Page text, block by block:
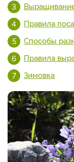
Правила
Способы
Правила
Зимовка